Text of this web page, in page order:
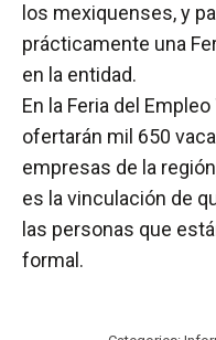
los mexiquenses, y
prácticamente una
en la entidad.
En la Feria del
ofertarán mil 650
empresas de la
es la vinculación de
las personas que
formal.